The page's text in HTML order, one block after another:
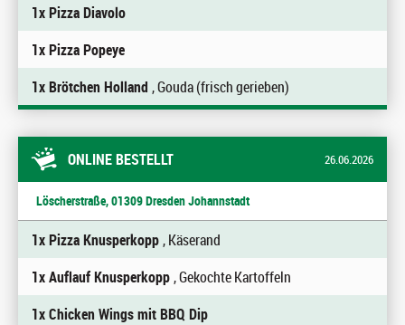
1x Pizza Diavolo
1x Pizza Popeye
1x Brötchen Holland , Gouda (frisch gerieben)
ONLINE BESTELLT 26.06.2026
Löscherstraße, 01309 Dresden Johannstadt
1x Pizza Knusperkopp, Käserand
1x Auflauf Knusperkopp, Gekochte Kartoffeln
1x Chicken Wings mit BBQ Dip